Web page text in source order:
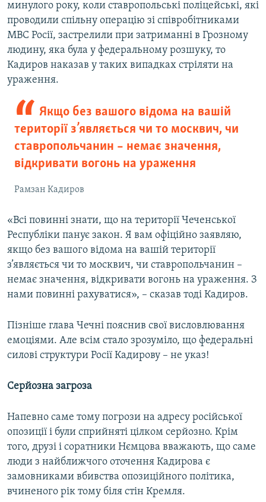
минулого року, коли ставропольські поліцейські, які
проводили спільну операцію зі співробітниками
МВС Росії, застрелили при затриманні в Грозному
людину, яка була у федеральному розшуку, то
Кадиров наказав у таких випадках стріляти на
ураження.
Якщо без вашого відома на вашій
території з’являється чи то москвич, чи
ставропольчанин – немає значення,
відкривати вогонь на ураження
Рамзан Кадиров
«Всі повинні знати, що на території Чеченської
Республіки панує закон. Я вам офіційно заявляю,
якщо без вашого відома на вашій території
з’являється чи то москвич, чи ставропольчанин –
немає значення, відкривати вогонь на ураження. З
нами повинні рахуватися», – сказав тоді Кадиров.
Пізніше глава Чечні пояснив свої висловлювання
емоціями. Але всім стало зрозуміло, що федеральні
силові структури Росії Кадирову – не указ!
Серйозна загроза
Напевно саме тому погрози на адресу російської
опозиції і були сприйняті цілком серйозно. Крім
того, друзі і соратники Нємцова вважають, що саме
люди з найближчого оточення Кадирова є
замовниками вбивства опозиційного політика,
вчиненого рік тому біля стін Кремля.